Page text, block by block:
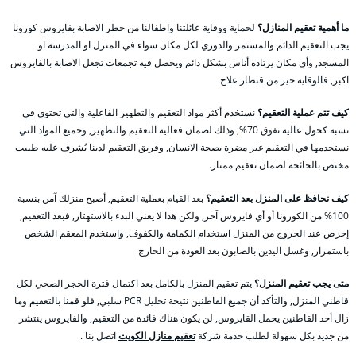
ما أهمية تعقيم المنازل؟ لحماية ووقاية عائلتنا واطفالنا من خطر الاصابة بفايروس كورونا
يجب التعقيم الدائم والمستمر والدوري لكل مكان سواء في المنزل او المدرسة او
المسجد, وأي مكان يرتاده أناس بشكل دائم ويحصل فيه تجمعات تجعل الاصابة بالفايروس
اكبر, فالوقاية خير من قنطار علاج.
كيف تتم عملية التعقيم؟ نستخدم أكثر مواد التعقيم والتطهير الفاعلية والتي تحتوي في
نسبة كحول عالية تفوق 70%, وذلك لضمان فعالية التعقيم والتطهير, وجميع المواد التي
نستخدمها في التعقيم غير مضرة بصحة الانسان, وفريق التعقيم لدينا يُشرف عليه طبيب
مختص بالجائحة لضمان تعقيم ممتاز.
كيف نحافظ على المنزل بعد التعقيم؟ بعد القيام بعملية التعقيم, أصبح منزلك آمن بنسبة
100% من الكورونا أو أي فايروس آخر, ولكن هذا لا يعني البدء بالاستهتار, فبعد التعقيم,
إحرص عند الخروج من المنزل استخدام الكمامة والكفوف, واستخدم المعقم الشخص
باستمرار, وغسل اليدين بالصابون بعد العودة من الخارج
متى يجب تعقيم المنزل؟ يتم تعقيم المنزل بالكامل بعد اكتمال فترة الحجر الصحي لكل
قاطني المنزل, والتأكد أن جميع القاطنين نتيجة تحليل PCR سلبي, فلو قمنا بالتعقيم وما
زال أحد القاطنين يحمل القايروس, لن يكون هناك فائدة من التعقيم, والفايروس ينتشر
من جديد بكل سهولة لطلب خدمة شركةتعقيم منازل الكويتاتصل بنا .